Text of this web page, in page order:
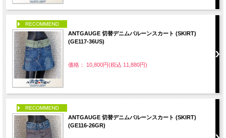
ANTGAUGE 切替デニムバルーンスカート (SKIRT)
(GE117-36US)
価格： 10,800円(税込 11,880円)
ANTGAUGE 切替デニムバルーンスカート (SKIRT)
(GE116-26GR)